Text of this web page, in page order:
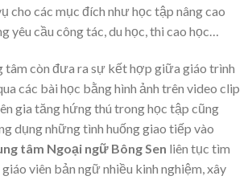
cho các mục đích như học tập nâng cao
yêu cầu công tác, du học, thi cao học…
tâm còn đưa ra sự kết hợp giữa giáo trình
các bài học bằng hình ảnh trên video clip
gia tăng hứng thú trong học tập cũng
dụng những tình huống giao tiếp vào
tâm Ngoại ngữ Bông Sen liên tục tìm
viên bản ngữ nhiều kinh nghiệm, xây